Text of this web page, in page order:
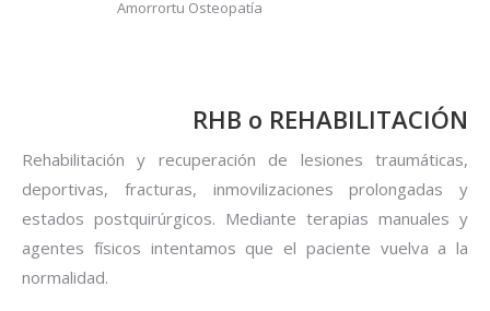
Amorrortu Osteopatía
RHB o REHABILITACIÓN
Rehabilitación y recuperación de lesiones traumáticas,
deportivas, fracturas, inmovilizaciones prolongadas y
estados postquirúrgicos. Mediante terapias manuales y
agentes físicos intentamos que el paciente vuelva a la
normalidad.